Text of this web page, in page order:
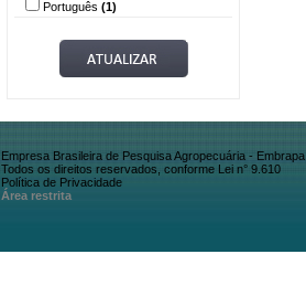
Português (1)
Empresa Brasileira de Pesquisa Agropecuária - Embrapa
Todos os direitos reservados, conforme Lei n° 9.610
Política de Privacidade
Área restrita